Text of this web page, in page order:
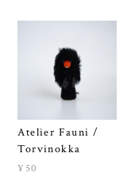
Atelier Fauni /
Torvinokka
¥50